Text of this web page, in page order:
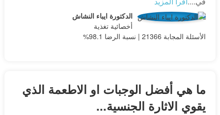
الدكتورة ايباء النشاش
أخصائية تغذية
الأسئلة المجابة 21366 | نسبة الرضا 98.1%
ما هي أفضل الوجبات او الاطعمة الذي
يقوي الاثارة الجنسية...